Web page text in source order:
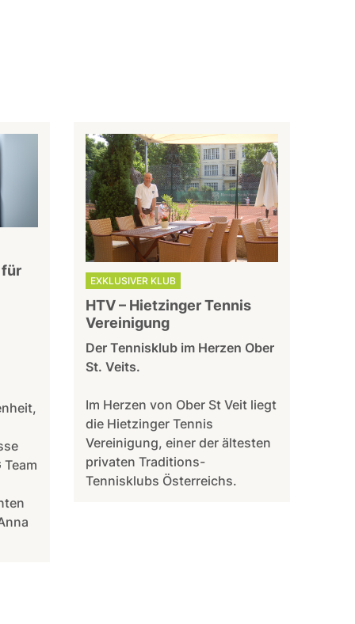
Team
EXKLUSIVER KLUB
HTV – Hietzinger Tennis
Vereinigung
Der Tennisklub im Herzen Ober
St. Veits.
Im Herzen von Ober St Veit liegt
die Hietzinger Tennis
Vereinigung, einer der ältesten
privaten Traditions-
Tennisklubs Österreichs.